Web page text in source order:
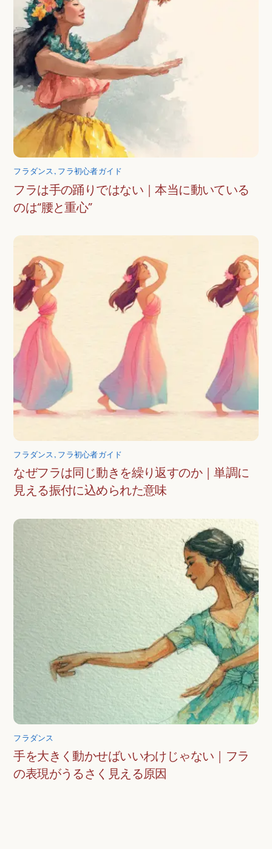
フラダンス , フラ初心者ガイド
フラは手の踊りではない｜本当に動いている
のは“腰と重心”
フラダンス , フラ初心者ガイド
なぜフラは同じ動きを繰り返すのか｜単調に
見える振付に込められた意味
フラダンス
手を大きく動かせばいいわけじゃない｜フラ
の表現がうるさく見える原因